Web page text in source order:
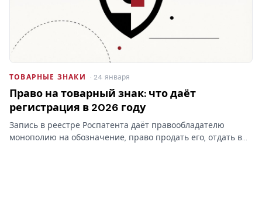
ТОВАРНЫЕ ЗНАКИ · 24 января
Право на товарный знак: что даёт
регистрация в 2026 году
Запись в реестре Роспатента даёт правообладателю
монополию на обозначение, право продать его, отдать в